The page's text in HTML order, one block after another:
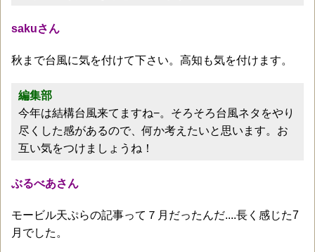
sakuさん
秋まで台風に気を付けて下さい。高知も気を付けます。
編集部
今年は結構台風来てますね−。そろそろ台風ネタをやり
尽くした感があるので、何か考えたいと思います。お
互い気をつけましょうね！
ぶるべあさん
モービル天ぷらの記事って７月だったんだ....長く感じた7
月でした。